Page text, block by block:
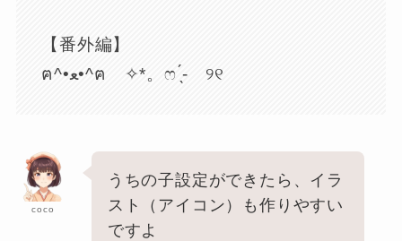
【番外編】
ฅ^•ﻌ•^ฅ ✧︎*。ෆ ̖́- ୨୧
coco
うちの子設定ができたら、イラ
スト（アイコン）も作りやすい
ですよ